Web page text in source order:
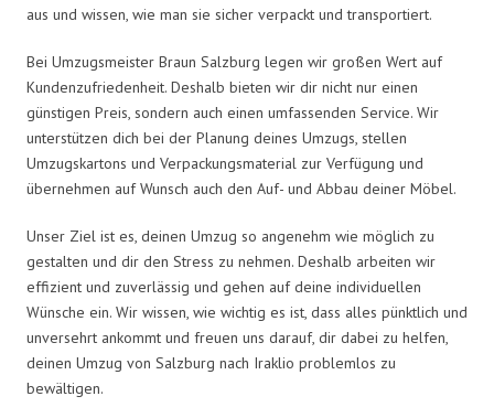
aus und wissen, wie man sie sicher verpackt und transportiert.
Bei Umzugsmeister Braun Salzburg legen wir großen Wert auf
Kundenzufriedenheit. Deshalb bieten wir dir nicht nur einen
günstigen Preis, sondern auch einen umfassenden Service. Wir
unterstützen dich bei der Planung deines Umzugs, stellen
Umzugskartons und Verpackungsmaterial zur Verfügung und
übernehmen auf Wunsch auch den Auf- und Abbau deiner Möbel.
Unser Ziel ist es, deinen Umzug so angenehm wie möglich zu
gestalten und dir den Stress zu nehmen. Deshalb arbeiten wir
effizient und zuverlässig und gehen auf deine individuellen
Wünsche ein. Wir wissen, wie wichtig es ist, dass alles pünktlich und
unversehrt ankommt und freuen uns darauf, dir dabei zu helfen,
deinen Umzug von Salzburg nach Iraklio problemlos zu
bewältigen.